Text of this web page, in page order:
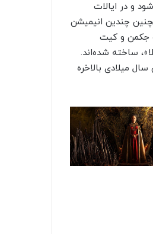
و در ایالات
چندین انیمیشن
جکمن و کیت
ساخته شده‌اند.
میلادی بالاخره